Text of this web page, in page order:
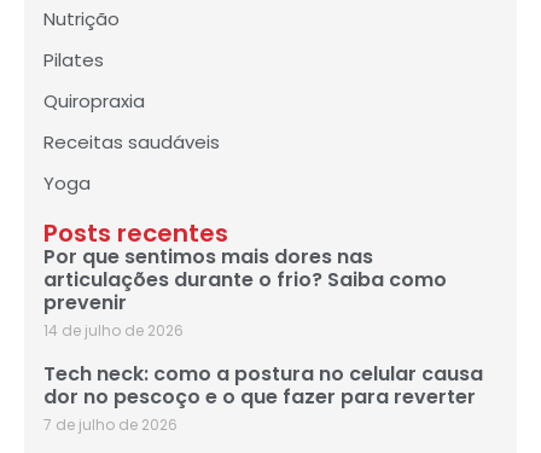
Nutrição
Pilates
Quiropraxia
Receitas saudáveis
Yoga
Posts recentes
Por que sentimos mais dores nas
articulações durante o frio? Saiba como
prevenir
14 de julho de 2026
Tech neck: como a postura no celular causa
dor no pescoço e o que fazer para reverter
7 de julho de 2026